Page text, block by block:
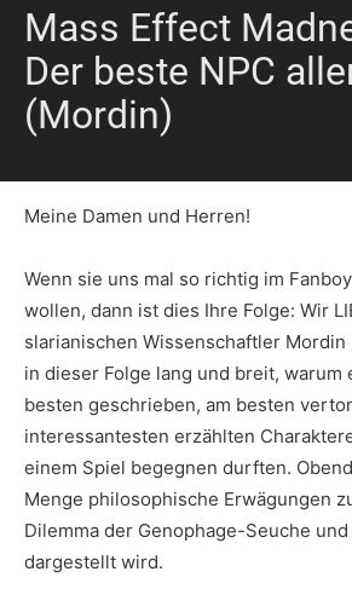
Mass Effect
Der beste NPC
(Mordin)
Meine Damen und Herren!
Wenn sie uns mal so richtig im
wollen, dann ist dies Ihre Folge: Wir
slarianischen Wissenschaftler
in dieser Folge lang und breit, warum
besten geschrieben, am besten
interessantesten erzählten
einem Spiel begegnen durften.
Menge philosophische Erwägungen
Dilemma der Genophage-Seuche
dargestellt wird.